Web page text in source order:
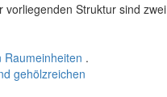
Struktur sind zwei
.
gehölzreichen